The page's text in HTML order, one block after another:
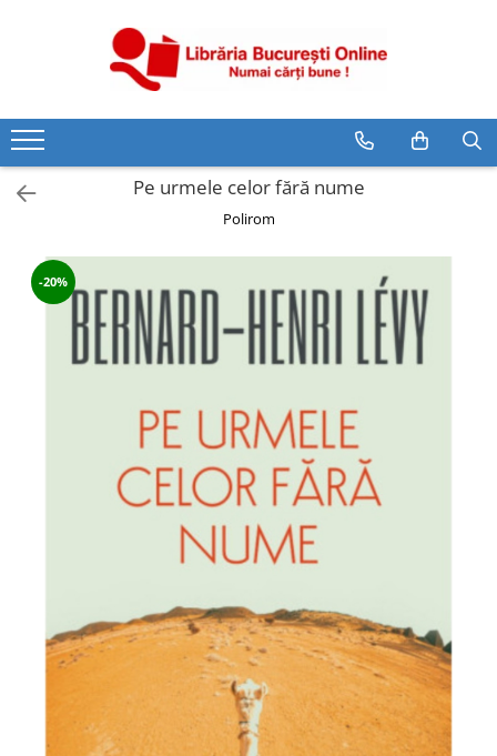
Artă și Enciclopedii
Beletristică
Business și Economie
Cărți pentru tineri
Creșterea copilului
Dezvoltare Personală
Diete și Fitness
Hobby și Divertisment
Istorie și Civilizații
Istorie și Conspirații
Manuale și Dicționare
Practic. Casă și Grădina
Psihologie
Religie
Știință și Tehnologie
Pe urmele celor fără nume
Polirom
-20%